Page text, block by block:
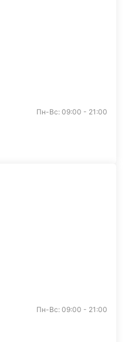
Пн-Вс: 09:00 - 21:00
Пн-Вс: 09:00 - 21:00